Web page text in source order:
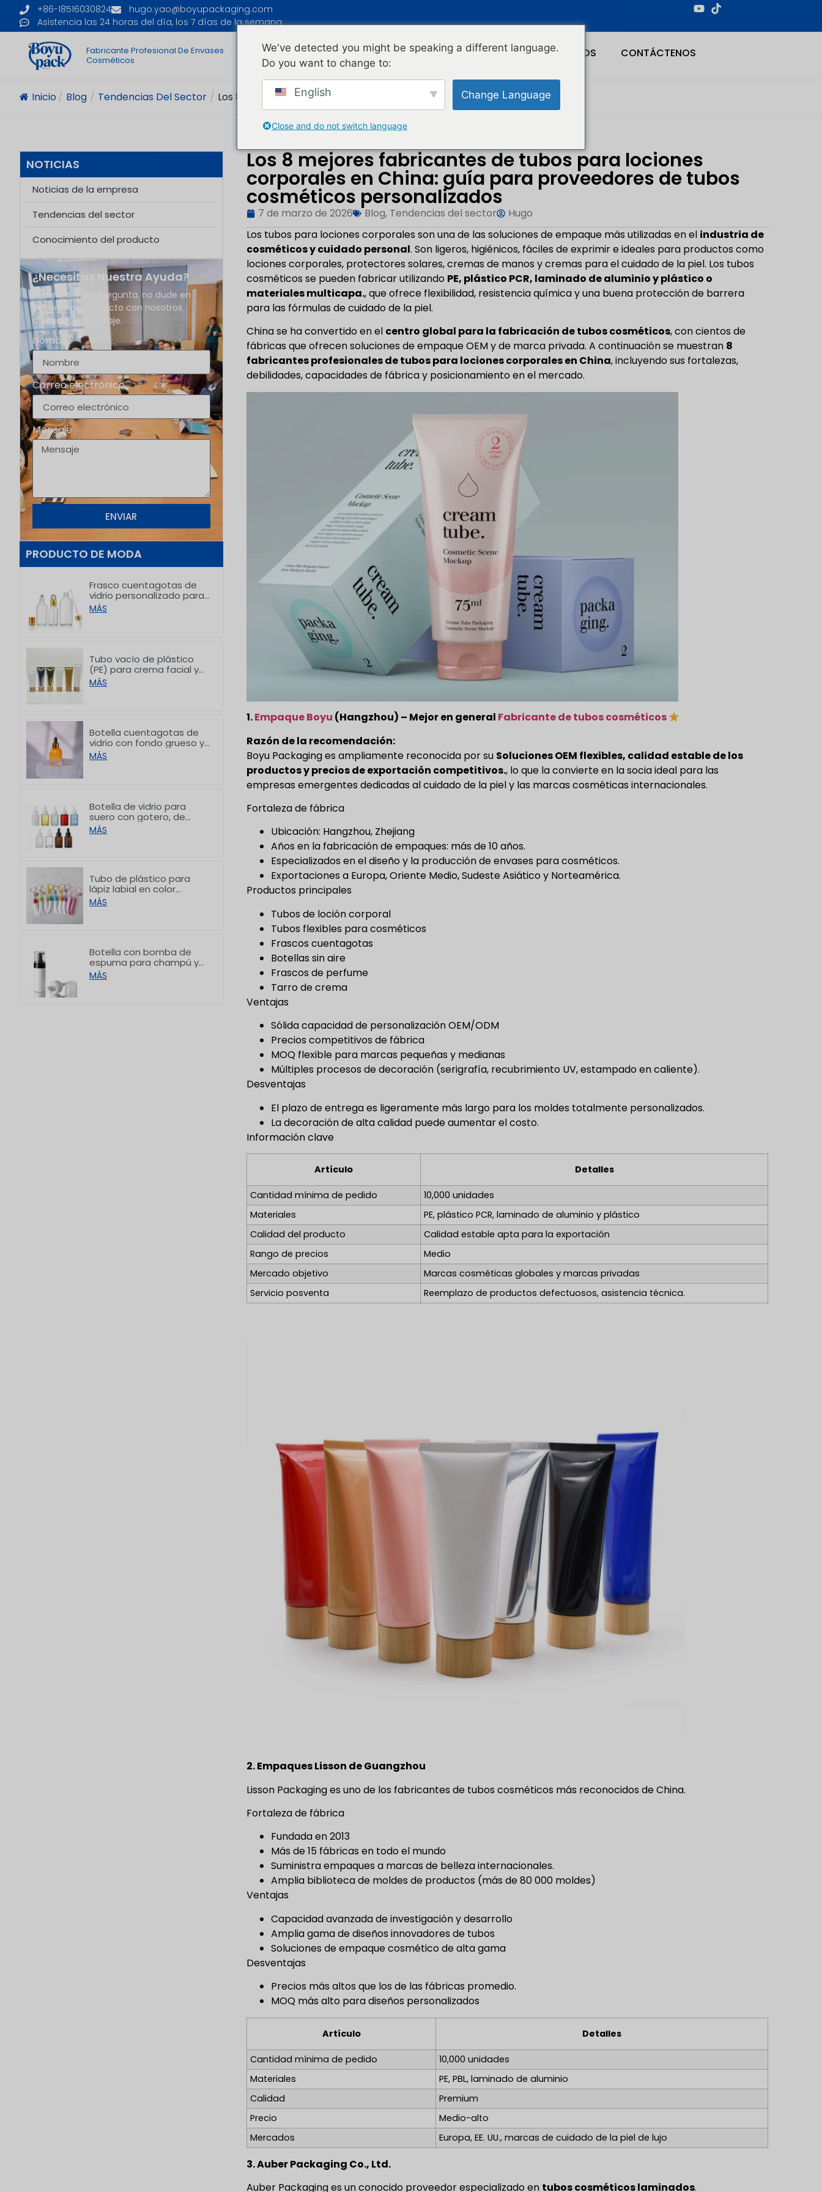
+86-18516030824
hugo.yao@boyupackaging.com
Asistencia las 24 horas del día, los 7 días de la semana
Fabricante Profesional De Envases
Cosméticos
INICIO PRODUCTOS BLOG ACERCA DE NOSOTROS CONTÁCTENOS
Inicio / Blog / Tendencias Del Sector / Los 8 Mejores Productos Para El Cuerpo...
NOTICIAS
Noticias de la empresa
Tendencias del sector
Conocimiento del producto
¿Necesitas Nuestra Ayuda?
Si tiene alguna pregunta, no dude en
ponerse en contacto con nosotros
dejando un mensaje.
Nombre
Correo electrónico
Mensaje
ENVIAR
PRODUCTO DE MODA
Frasco cuentagotas de
vidrio personalizado para
aceites esenciales, ideal
para el empaque de
MÁS
Tubo vacío de plástico
(PE) para crema facial y
crema de manos con
tapas de bambú, de
MÁS
Botella cuentagotas de
vidrio con fondo grueso y
diseño gradual
personalizada, de 30 ml
MÁS
Botella de vidrio para
suero con gotero, de
hombro plano y acabado
esmerilado blanco, de
MÁS
Tubo de plástico para
lápiz labial en color
personalizado con
gancho, 8/15 g
MÁS
Botella con bomba de
espuma para champú y
limpiador facial de PET
con hombro plano,
MÁS
Los 8 mejores fabricantes de tubos para lociones
corporales en China: guía para proveedores de tubos
cosméticos personalizados
7 de marzo de 2026 Blog, Tendencias del sector
Hugo
Los tubos para lociones corporales son una de las soluciones de empaque más utilizadas en el industria de
cosméticos y cuidado personal. Son ligeros, higiénicos, fáciles de exprimir e ideales para productos como
lociones corporales, protectores solares, cremas de manos y cremas para el cuidado de la piel. Los tubos
cosméticos se pueden fabricar utilizando PE, plástico PCR, laminado de aluminio y plástico o
materiales multicapa., que ofrece flexibilidad, resistencia química y una buena protección de barrera
para las fórmulas de cuidado de la piel.
China se ha convertido en el centro global para la fabricación de tubos cosméticos, con cientos de
fábricas que ofrecen soluciones de empaque OEM y de marca privada. A continuación se muestran 8
fabricantes profesionales de tubos para lociones corporales en China, incluyendo sus fortalezas,
debilidades, capacidades de fábrica y posicionamiento en el mercado.
1.Empaque Boyu (Hangzhou) – Mejor en general Fabricante de tubos cosméticos
Razón de la recomendación:
Boyu Packaging es ampliamente reconocida por su Soluciones OEM flexibles, calidad estable de los
productos y precios de exportación competitivos., lo que la convierte en la socia ideal para las
empresas emergentes dedicadas al cuidado de la piel y las marcas cosméticas internacionales.
Fortaleza de fábrica
Ubicación: Hangzhou, Zhejiang
Años en la fabricación de empaques: más de 10 años.
Especializados en el diseño y la producción de envases para cosméticos.
Exportaciones a Europa, Oriente Medio, Sudeste Asiático y Norteamérica.
Productos principales
Tubos de loción corporal
Tubos flexibles para cosméticos
Frascos cuentagotas
Botellas sin aire
Frascos de perfume
Tarro de crema
Ventajas
Sólida capacidad de personalización OEM/ODM
Precios competitivos de fábrica
MOQ flexible para marcas pequeñas y medianas
Múltiples procesos de decoración (serigrafía, recubrimiento UV, estampado en caliente).
Desventajas
El plazo de entrega es ligeramente más largo para los moldes totalmente personalizados.
La decoración de alta calidad puede aumentar el costo.
Información clave
Artículo Detalles
Cantidad mínima de pedido
10,000 unidades
Materiales
PE, plástico PCR, laminado de aluminio y plástico
Calidad del producto
Calidad estable apta para la exportación
Rango de precios
Medio
Mercado objetivo
Marcas cosméticas globales y marcas privadas
Servicio posventa
Reemplazo de productos defectuosos, asistencia técnica.
2. Empaques Lisson de Guangzhou
Lisson Packaging es uno de los fabricantes de tubos cosméticos más reconocidos de China.
Fortaleza de fábrica
Fundada en 2013
Más de 15 fábricas en todo el mundo
Suministra empaques a marcas de belleza internacionales.
Amplia biblioteca de moldes de productos (más de 80 000 moldes)
Ventajas
Capacidad avanzada de investigación y desarrollo
Amplia gama de diseños innovadores de tubos
Soluciones de empaque cosmético de alta gama
Desventajas
Precios más altos que los de las fábricas promedio.
MOQ más alto para diseños personalizados
Artículo Detalles
Cantidad mínima de pedido
10,000 unidades
Materiales
PE, PBL, laminado de aluminio
Calidad
Premium
Precio
Medio-alto
Mercados
Europa, EE. UU., marcas de cuidado de la piel de lujo
3. Auber Packaging Co., Ltd.
Auber Packaging es un conocido proveedor especializado en tubos cosméticos laminados.
We've detected you might be speaking a different language.
Do you want to change to:
English Change Language
Close and do not switch language